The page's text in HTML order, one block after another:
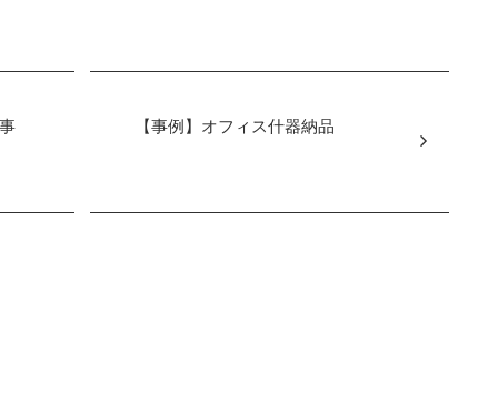
【事例】オフィス什器納品